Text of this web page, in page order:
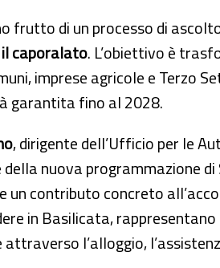
frutto di un processo di
caporalato. L’obiettivo è
imprese agricole e Terzo
garantita fino al 2028.
, dirigente dell’Ufficio per le
nuova programmazione
un contributo concreto
in Basilicata,
attraverso l’alloggio,